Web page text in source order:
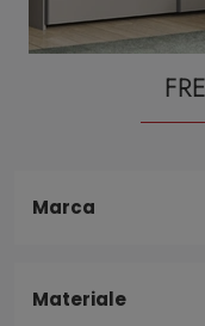
Marca
Materiale